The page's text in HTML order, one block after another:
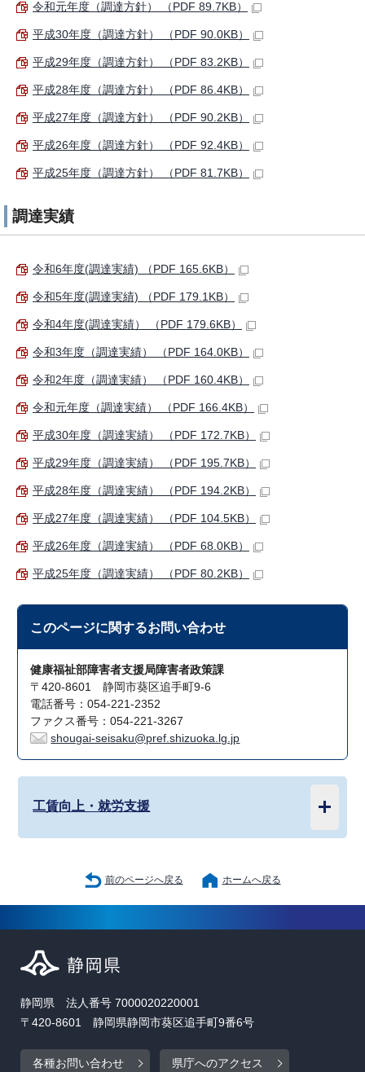
令和元年度（調達方針） （PDF 89.7KB）
平成30年度（調達方針） （PDF 90.0KB）
平成29年度（調達方針） （PDF 83.2KB）
平成28年度（調達方針） （PDF 86.4KB）
平成27年度（調達方針） （PDF 90.2KB）
平成26年度（調達方針） （PDF 92.4KB）
平成25年度（調達方針） （PDF 81.7KB）
調達実績
令和6年度(調達実績) （PDF 165.6KB）
令和5年度(調達実績) （PDF 179.1KB）
令和4年度(調達実績） （PDF 179.6KB）
令和3年度（調達実績） （PDF 164.0KB）
令和2年度（調達実績） （PDF 160.4KB）
令和元年度（調達実績） （PDF 166.4KB）
平成30年度（調達実績） （PDF 172.7KB）
平成29年度（調達実績） （PDF 195.7KB）
平成28年度（調達実績） （PDF 194.2KB）
平成27年度（調達実績） （PDF 104.5KB）
平成26年度（調達実績） （PDF 68.0KB）
平成25年度（調達実績） （PDF 80.2KB）
このページに関するお問い合わせ
健康福祉部障害者支援局障害者政策課
〒420-8601 静岡市葵区追手町9-6
電話番号：054-221-2352
ファクス番号：054-221-3267
shougai-seisaku@pref.shizuoka.lg.jp
工賃向上・就労支援
前のページへ戻る ホームへ戻る
静岡県 法人番号 7000020220001
〒420-8601 静岡県静岡市葵区追手町9番6号
各種お問い合わせ 県庁へのアクセス